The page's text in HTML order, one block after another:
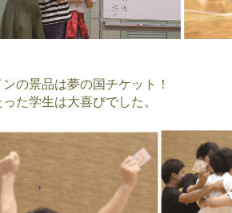
ンの景品は夢の国チケット！
た学生は大喜びでした。